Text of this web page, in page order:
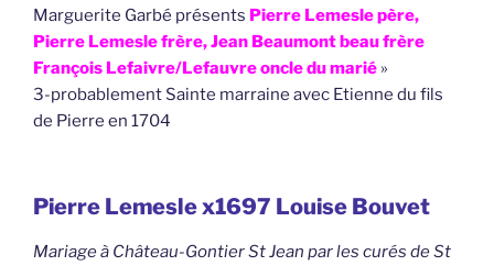
Marguerite Garbé présents Pierre Lemesle père,
Pierre Lemesle frère, Jean Beaumont beau frère
François Lefaivre/Lefauvre oncle du marié »
3-probablement Sainte marraine avec Etienne du fils
de Pierre en 1704
Pierre Lemesle x1697 Louise Bouvet
Mariage à Château-Gontier St Jean par les curés de St